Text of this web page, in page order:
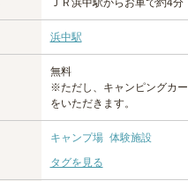
ＪＲ浜中駅からお車で約4分
浜中駅
無料
※ただし、キャンピングカ
をいただきます。
キャンプ場 体験施設
タグを見る